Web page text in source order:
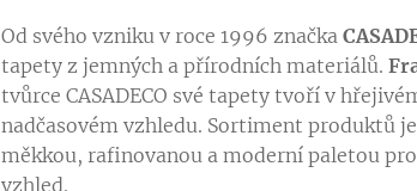
Od svého vzniku v roce 1996 značka
tapety z jemných a přírodních materiálů.
tvůrce CASADECO své tapety tvoří v
nadčasovém vzhledu. Sortiment produktů
měkkou, rafinovanou a moderní paletou
vzhled.